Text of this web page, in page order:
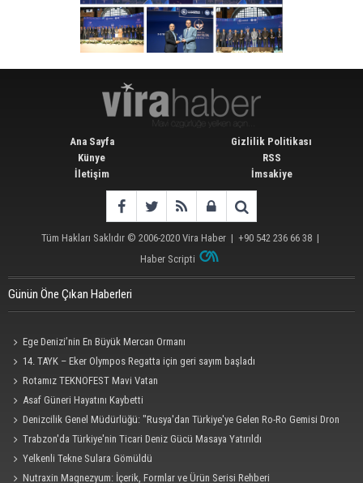
Ana Sayfa
Künye
İletişim
Gizlilik Politikası
RSS
İmsakiye
Tüm Hakları Saklıdır © 2006-2020 Vira Haber | +90 542 236 66 38 |
Haber Scripti
Günün Öne Çıkan Haberleri
Ege Denizi’nin En Büyük Mercan Ormanı
14. TAYK – Eker Olympos Regatta için geri sayım başladı
Rotamız TEKNOFEST Mavi Vatan
Asaf Güneri Hayatını Kaybetti
Denizcilik Genel Müdürlüğü: "Rusya'dan Türkiye'ye Gelen Ro-Ro Gemisi Dron
Saldırısına Uğradı"
Trabzon'da Türkiye'nin Ticari Deniz Gücü Masaya Yatırıldı
Yelkenli Tekne Sulara Gömüldü
Nutraxin Magnezyum: İçerik, Formlar ve Ürün Serisi Rehberi